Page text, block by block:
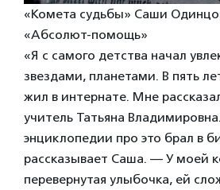
«Комета судьбы» Саши
«Абсолют-помощь»
«Я с самого детства начал
звездами, планетами. В пять
жил в интернате. Мне
учитель Татьяна
энциклопедии про это брал в
рассказывает Саша. — У моей
перевернутая улыбочка, ей